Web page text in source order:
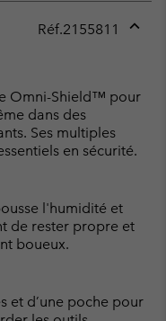
Réf.2155811
Omni-Shield™ pour
dans des
Ses multiples
en sécurité.
l'humidité et
de rester propre et
boueux.
et d’une poche pour